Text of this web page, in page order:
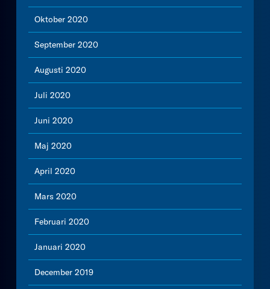
Oktober 2020
September 2020
Augusti 2020
Juli 2020
Juni 2020
Maj 2020
April 2020
Mars 2020
Februari 2020
Januari 2020
December 2019